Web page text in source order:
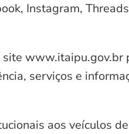
Instagram,
www.itaipu.gov.br
serviços e
aos veículos de